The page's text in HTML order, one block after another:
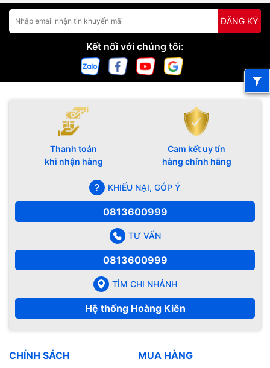
ĐĂNG KÝ
Kết nối với chúng tôi:
Thanh toán
khi nhận hàng
Cam kết uy tín
hàng chính hãng
KHIẾU NẠI, GÓP Ý
0813600999
TƯ VẤN
0813600999
TÌM CHI NHÁNH
Hệ thống Hoàng Kiên
CHÍNH SÁCH MUA HÀNG